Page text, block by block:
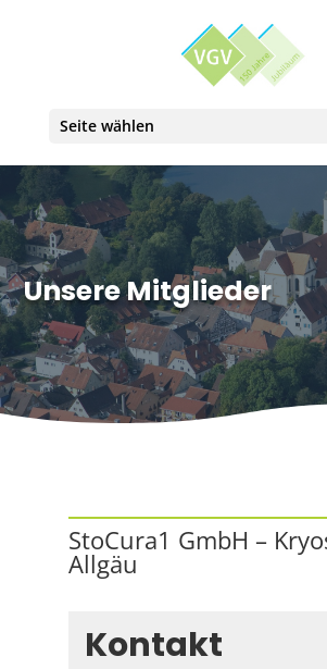
Seite wählen
Unsere Mitglieder
StoCura1 GmbH –
Allgäu
Kontakt